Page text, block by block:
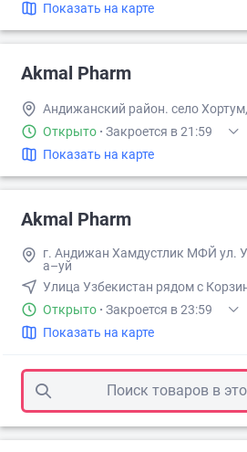
Показать на карте
Akmal Pharm
Андижанский район. село
Открыто · Закроется в 21:59
Показать на карте
Akmal Pharm
г. Андижан Хамдустлик МФЙ ул.
а–уй
Улица Узбекистан рядом с
Открыто · Закроется в 23:59
Показать на карте
Поиск товаров в